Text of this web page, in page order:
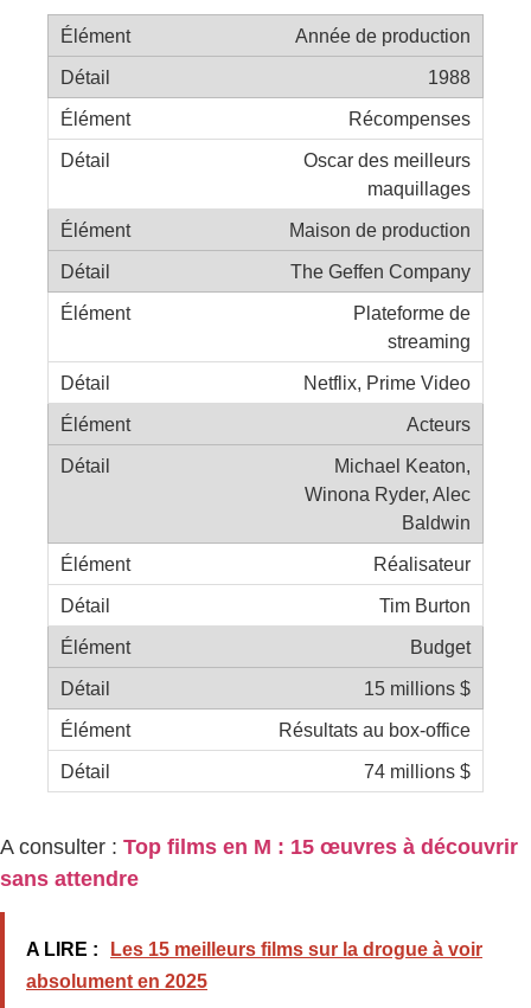
Année de production
1988
Récompenses
Oscar des meilleurs
maquillages
Maison de production
The Geffen Company
Plateforme de
streaming
Netflix, Prime Video
Acteurs
Michael Keaton,
Winona Ryder, Alec
Baldwin
Réalisateur
Tim Burton
Budget
15 millions $
Résultats au box-office
74 millions $
A consulter : Top films en M : 15 œuvres à découvrir
sans attendre
A LIRE :
Les 15 meilleurs films sur la drogue à voir
absolument en 2025